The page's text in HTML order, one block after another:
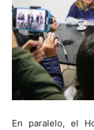
En paralelo, el